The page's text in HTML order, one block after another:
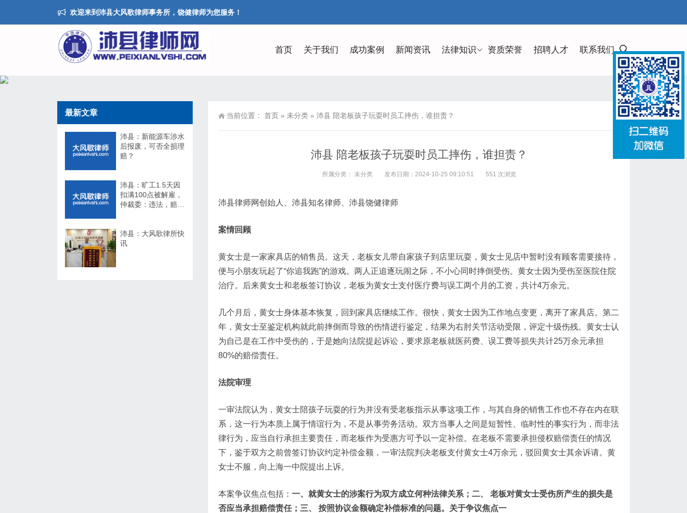
欢迎来到沛县大风歌律师事务所，饶健律师为您服务！
首页 关于我们 成功案例 新闻资讯 法律知识 资质荣誉 招聘人才 联系我们
当前位置： 首页 » 未分类 » 沛县 陪老板孩子玩耍时员工摔伤，谁担责？
沛县 陪老板孩子玩耍时员工摔伤，谁担责？
所属分类： 未分类 发布日期：2024-10-25 09:10:51 551 次浏览
沛县律师网创始人、沛县知名律师、沛县饶健律师
案情回顾
黄女士是一家家具店的销售员。这天，老板女儿带自家孩子到店里玩耍，黄女士见店中暂时没有顾客需要接待，
便与小朋友玩起了“你追我跑”的游戏。两人正追逐玩闹之际，不小心同时摔倒受伤。黄女士因为受伤至医院住院
治疗。后来黄女士和老板签订协议，老板为黄女士支付医疗费与误工两个月的工资，共计4万余元。
几个月后，黄女士身体基本恢复，回到家具店继续工作。很快，黄女士因为工作地点变更，离开了家具店。第二
年，黄女士至鉴定机构就此前摔倒而导致的伤情进行鉴定，结果为右肘关节活动受限，评定十级伤残。黄女士认
为自己是在工作中受伤的，于是她向法院提起诉讼，要求原老板就医药费、误工费等损失共计25万余元承担
80%的赔偿责任。
法院审理
一审法院认为，黄女士陪孩子玩耍的行为并没有受老板指示从事这项工作，与其自身的销售工作也不存在内在联
系，这一行为本质上属于情谊行为，不是从事劳务活动。双方当事人之间是短暂性、临时性的事实行为，而非法
律行为，应当自行承担主要责任，而老板作为受惠方可予以一定补偿。在老板不需要承担侵权赔偿责任的情况
下，鉴于双方之前曾签订协议约定补偿金额，一审法院判决老板支付黄女士4万余元，驳回黄女士其余诉请。黄
女士不服，向上海一中院提出上诉。
本案争议焦点包括： 一、就黄女士的涉案行为双方成立何种法律关系； 二、 老板对黄女士受伤所产生的损失是
否应当承担赔偿责任； 三、 按照协议金额确定补偿标准的问题。 关于争议焦点一
最新文章
沛县：新能源车涉水
后报废，可否全损理
赔？
沛县：旷工1.5天因
扣满100点被解雇，
仲裁委：违法，赔
沛县：大风歌律所快
讯